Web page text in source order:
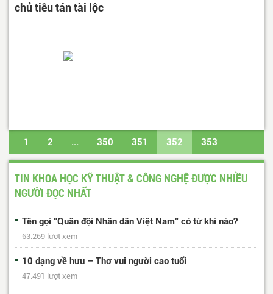
chủ tiêu tán tài lộc
1 2 ... 350 351 352 353
354 ... 429 430 Trang cuối
TIN KHOA HỌC KỸ THUẬT & CÔNG NGHỆ ĐƯỢC NHIỀU
NGƯỜI ĐỌC NHẤT
Tên gọi "Quân đội Nhân dân Việt Nam" có từ khi nào?
63.269 lượt xem
10 dạng về hưu – Thơ vui người cao tuổi
47.491 lượt xem